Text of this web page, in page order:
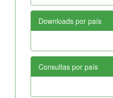
Downloads por país
Consultas por país